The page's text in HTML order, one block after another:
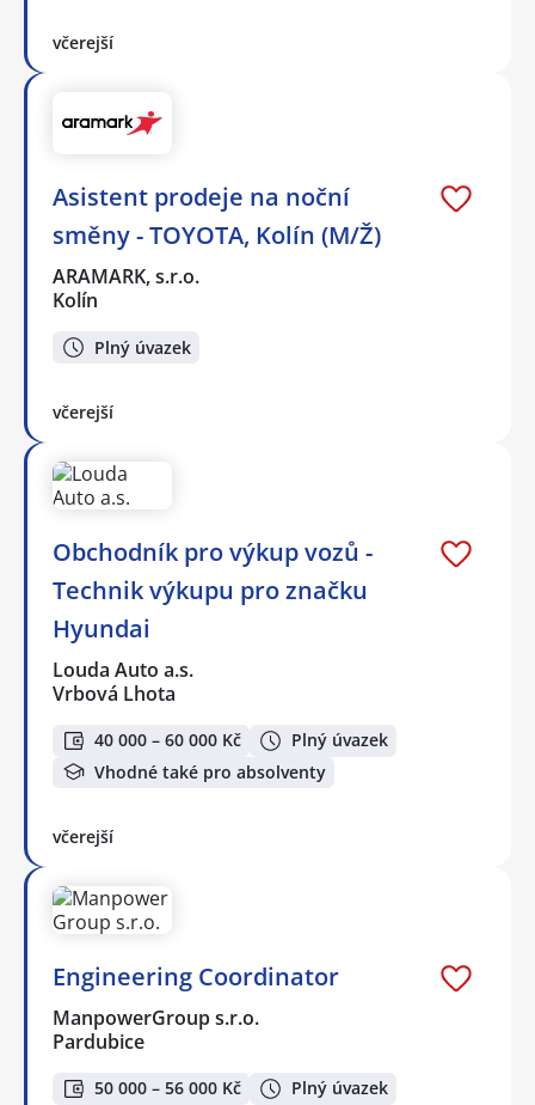
včerejší
Asistent prodeje na noční
směny - TOYOTA, Kolín (M/Ž)
ARAMARK, s.r.o.
Kolín
Plný úvazek
včerejší
Obchodník pro výkup vozů -
Technik výkupu pro značku
Hyundai
Louda Auto a.s.
Vrbová Lhota
40 000 – 60 000 Kč
Plný úvazek
Vhodné také pro absolventy
včerejší
Engineering Coordinator
ManpowerGroup s.r.o.
Pardubice
50 000 – 56 000 Kč Plný úvazek